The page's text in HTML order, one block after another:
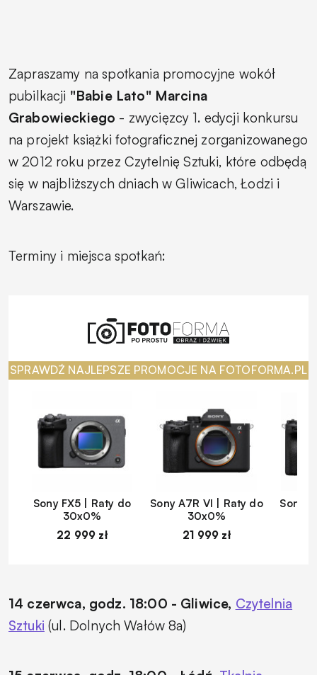
Zapraszamy na spotkania promocyjne wokół
pubilkacji "Babie Lato" Marcina
Grabowieckiego - zwycięzcy 1. edycji konkursu
na projekt książki fotograficznej zorganizowanego
w 2012 roku przez Czytelnię Sztuki, które odbędą
się w najbliższych dniach w Gliwicach, Łodzi i
Warszawie.
Terminy i miejsca spotkań:
SPRAWDŹ NAJLEPSZE PROMOCJE NA FOTOFORMA.PL
Sony FX5 | Raty do
30x0%
22 999 zł
Sony A7R VI | Raty do
30x0%
21 999 zł
Sony
14 czerwca, godz. 18:00 - Gliwice, Czytelnia
Sztuki (ul. Dolnych Wałów 8a)